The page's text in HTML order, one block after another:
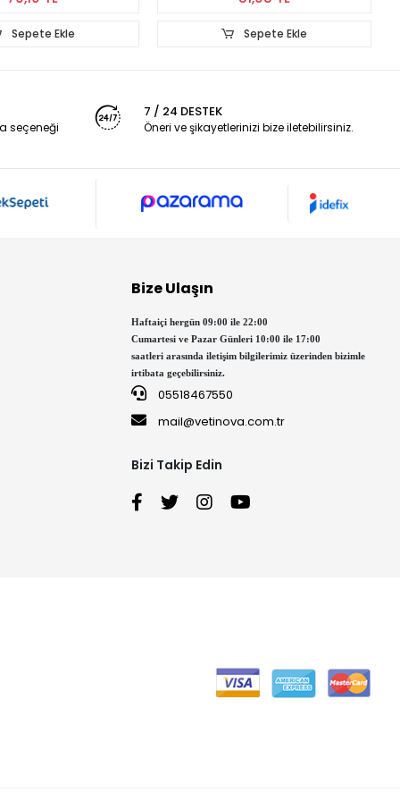
Sepete Ekle Sepete Ekle
seçeneği
7 / 24 DESTEK
Öneri ve şikayetlerinizi bize iletebilirsiniz.
Bize Ulaşın
Haftaiçi hergün 09:00 ile 22:00
Cumartesi ve Pazar Günleri 10:00 ile 17:00
saatleri arasında iletişim bilgilerimiz üzerinden bizimle
irtibata geçebilirsiniz.
05518467550
mail@vetinova.com.tr
Bizi Takip Edin